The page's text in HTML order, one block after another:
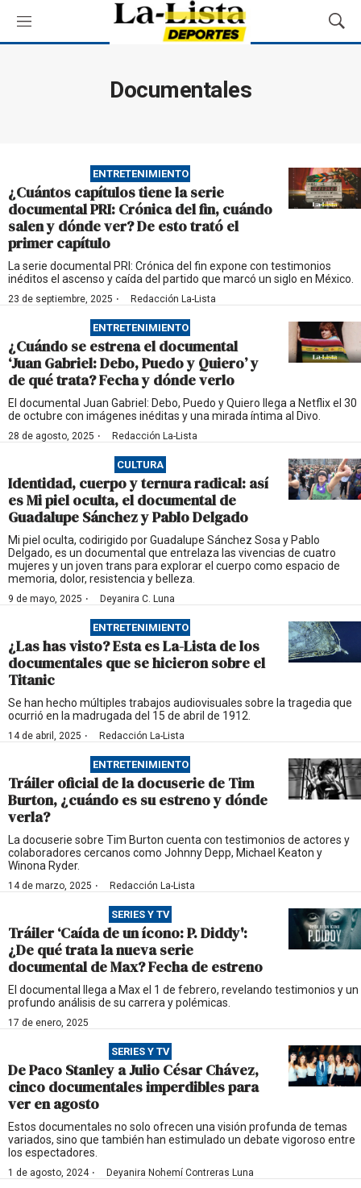
M
e
M
o
ú
s
q
u
Documentales
ENTRETENIMIENTO
¿Cuántos capítulos tiene la serie
documental PRI: Crónica del fin, cuándo
salen y dónde ver? De esto trató el
primer capítulo
La serie documental PRI: Crónica del fin expone con testimonios
inéditos el ascenso y caída del partido que marcó un siglo en México.
23 de septiembre, 2025 · Redacción La-Lista
ENTRETENIMIENTO
¿Cuándo se estrena el documental
‘Juan Gabriel: Debo, Puedo y Quiero’ y
de qué trata? Fecha y dónde verlo
El documental Juan Gabriel: Debo, Puedo y Quiero llega a Netflix el 30
de octubre con imágenes inéditas y una mirada íntima al Divo.
28 de agosto, 2025 · Redacción La-Lista
CULTURA
Identidad, cuerpo y ternura radical: así
es Mi piel oculta, el documental de
Guadalupe Sánchez y Pablo Delgado
Mi piel oculta, codirigido por Guadalupe Sánchez Sosa y Pablo
Delgado, es un documental que entrelaza las vivencias de cuatro
mujeres y un joven trans para explorar el cuerpo como espacio de
memoria, dolor, resistencia y belleza.
9 de mayo, 2025 · Deyanira C. Luna
ENTRETENIMIENTO
¿Las has visto? Esta es La-Lista de los
documentales que se hicieron sobre el
Titanic
Se han hecho múltiples trabajos audiovisuales sobre la tragedia que
ocurrió en la madrugada del 15 de abril de 1912.
14 de abril, 2025 · Redacción La-Lista
ENTRETENIMIENTO
Tráiler oficial de la docuserie de Tim
Burton, ¿cuándo es su estreno y dónde
verla?
La docuserie sobre Tim Burton cuenta con testimonios de actores y
colaboradores cercanos como Johnny Depp, Michael Keaton y
Winona Ryder.
14 de marzo, 2025 · Redacción La-Lista
SERIES Y TV
Tráiler ‘Caída de un ícono: P. Diddy':
¿De qué trata la nueva serie
documental de Max? Fecha de estreno
El documental llega a Max el 1 de febrero, revelando testimonios y un
profundo análisis de su carrera y polémicas.
17 de enero, 2025
SERIES Y TV
De Paco Stanley a Julio César Chávez,
cinco documentales imperdibles para
ver en agosto
Estos documentales no solo ofrecen una visión profunda de temas
variados, sino que también han estimulado un debate vigoroso entre
los espectadores.
1 de agosto, 2024· Deyanira Nohemí Contreras Luna